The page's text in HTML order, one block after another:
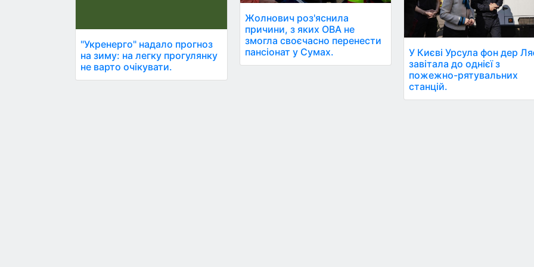
"Укренерго" надало прогноз
на зиму: на легку прогулянку
не варто очікувати.
Жолнович роз'яснила
причини, з яких ОВА не
змогла своєчасно перенести
пансіонат у Сумах.
У Києві Урсула фон дер
завітала до однієї з
пожежно-рятувальних
станцій.